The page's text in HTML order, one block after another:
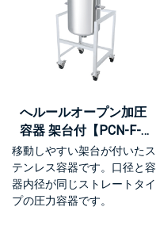
へルールオープン加圧
容器 架台付【PCN-F-
ASC】
移動しやすい架台が付いたス
テンレス容器です。口径と容
器内径が同じストレートタイ
プの圧力容器です。